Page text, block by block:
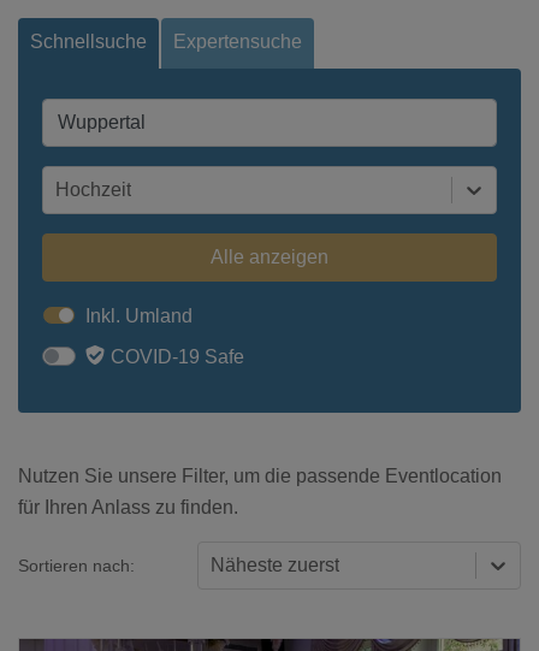
Schnellsuche Expertensuche
Hochzeit
Alle anzeigen
Inkl. Umland
COVID-19 Safe
Nutzen Sie unsere Filter, um die passende Eventlocation
für Ihren Anlass zu finden.
Sortieren nach: Näheste zuerst